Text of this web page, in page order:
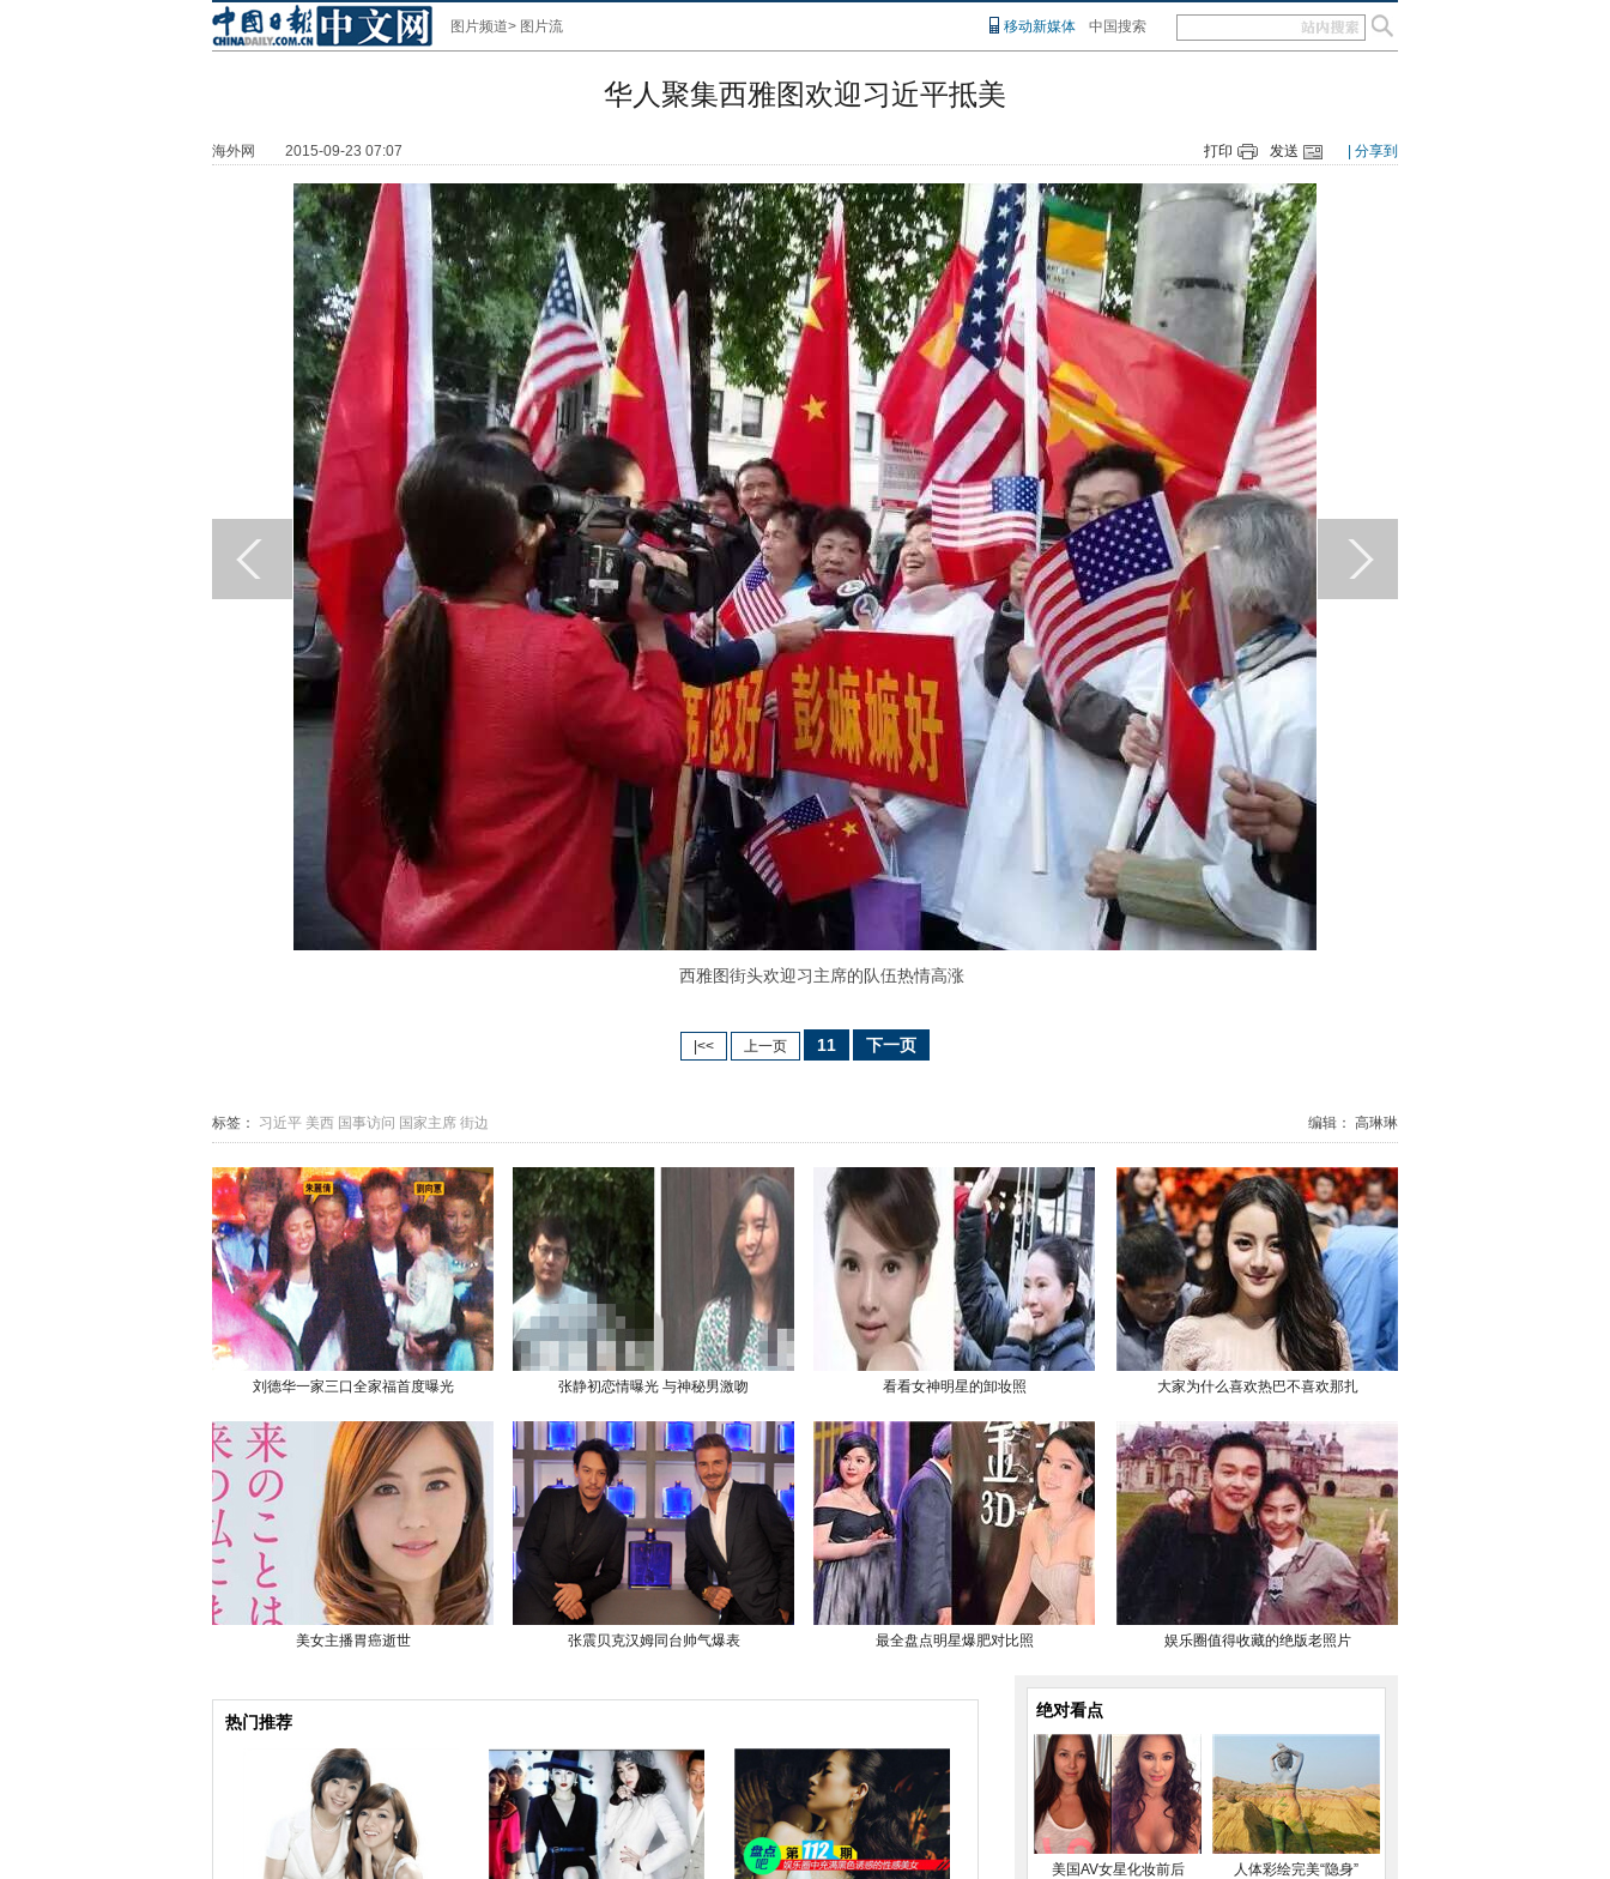
图片频道> 图片流 移动新媒体 中国搜索
华人聚集西雅图欢迎习近平抵美
海外网 2015-09-23 07:07 打印 发送 | 分享到
西雅图街头欢迎习主席的队伍热情高涨
|<< 上一页 11 下一页
标签： 习近平 美西 国事访问 国家主席 街边 编辑： 高琳琳
刘德华一家三口全家福首度曝光
美女主播胃癌逝世
张静初恋情曝光 与神秘男激吻
张震贝克汉姆同台帅气爆表
看看女神明星的卸妆照
最全盘点明星爆肥对比照
大家为什么喜欢热巴不喜欢那扎
娱乐圈值得收藏的绝版老照片
热门推荐
绝对看点
美国AV女星化妆前后
人体彩绘完美“隐身”